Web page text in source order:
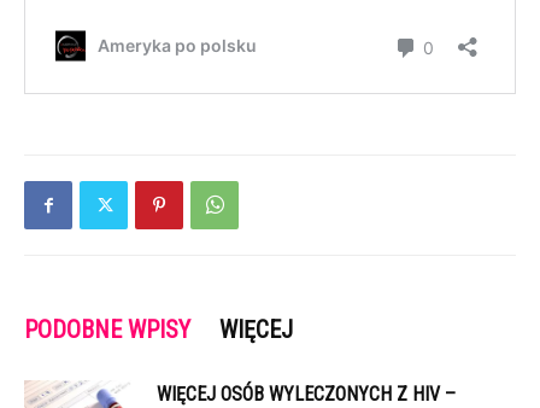
PODOBNE WPISY WIĘCEJ
WIĘCEJ OSÓB WYLECZONYCH Z HIV –